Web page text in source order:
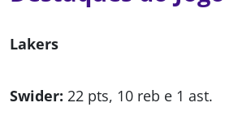
Lakers
Swider: 22 pts, 10 reb e 1 ast.